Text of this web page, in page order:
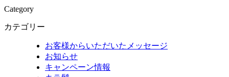
Category
カテゴリー
お客様からいただいたメッセージ
お知らせ
キャンペーン情報